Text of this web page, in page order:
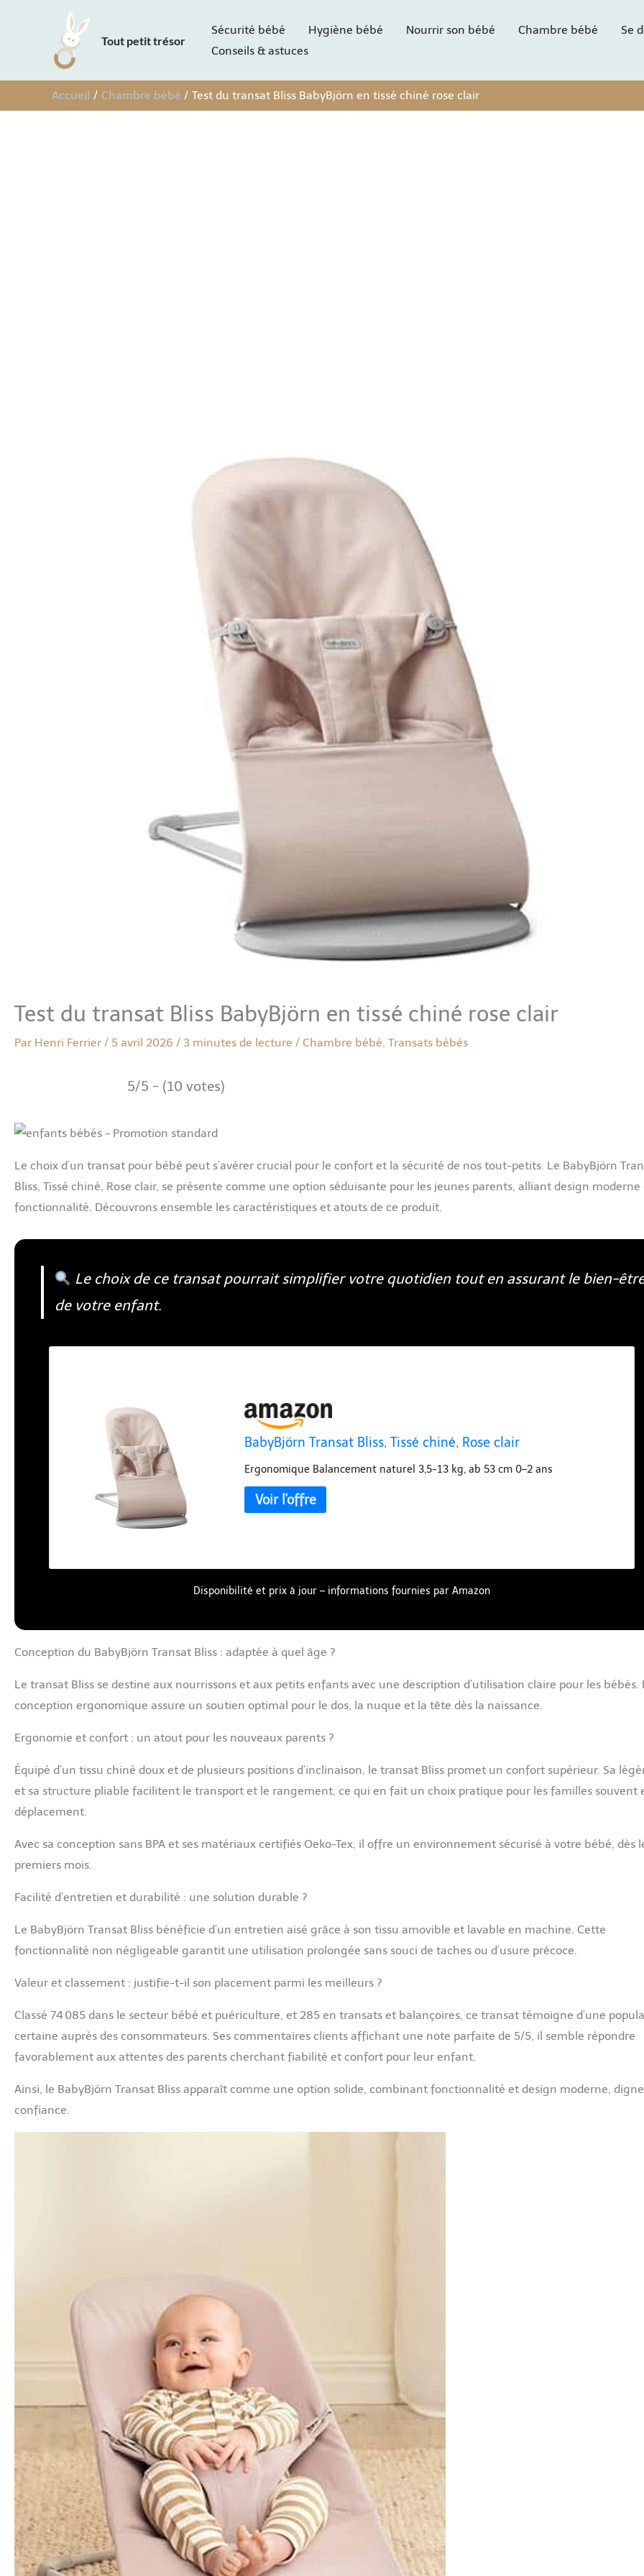
Tout petit trésor
Sécurité bébé Hygiène bébé Nourrir son bébé Chambre bébé Se
Conseils & astuces
Accueil Chambre bébé Test du transat Bliss BabyBjörn en tissé chiné rose clair
Test du transat Bliss BabyBjörn en tissé chiné rose clair
Par Henri Ferrier / 5 avril 2026 / 3 minutes de lecture / Chambre bébé Transats bébés
5/5 - (10 votes)
Le choix d’un transat pour bébé peut s’avérer crucial pour le confort et la sécurité de nos tout-petits. Le BabyBjörn
Bliss, Tissé chiné, Rose clair, se présente comme une option séduisante pour les jeunes parents, alliant design moderne
fonctionnalité. Découvrons ensemble les caractéristiques et atouts de ce produit.
Le choix de ce transat pourrait simplifier votre quotidien tout en assurant le bien-
de votre enfant.
BabyBjörn Transat Bliss, Tissé chiné, Rose clair
Ergonomique Balancement naturel 3,5-13 kg, ab 53 cm 0–2 ans
Disponibilité et prix à jour – informations fournies par Amazon
Conception du BabyBjörn Transat Bliss : adaptée à quel âge ?
Le transat Bliss se destine aux nourrissons et aux petits enfants avec une description d’utilisation claire pour les bébés.
conception ergonomique assure un soutien optimal pour le dos, la nuque et la tête dès la naissance.
Ergonomie et confort : un atout pour les nouveaux parents ?
Équipé d’un tissu chiné doux et de plusieurs positions d’inclinaison, le transat Bliss promet un confort supérieur. Sa
et sa structure pliable facilitent le transport et le rangement, ce qui en fait un choix pratique pour les familles souvent
déplacement.
Avec sa conception sans BPA et ses matériaux certifiés Oeko-Tex, il offre un environnement sécurisé à votre bébé, dès
premiers mois.
Facilité d’entretien et durabilité : une solution durable ?
Le BabyBjörn Transat Bliss bénéficie d’un entretien aisé grâce à son tissu amovible et lavable en machine. Cette
fonctionnalité non négligeable garantit une utilisation prolongée sans souci de taches ou d’usure précoce.
Valeur et classement : justifie-t-il son placement parmi les meilleurs ?
Classé 74 085 dans le secteur bébé et puériculture, et 285 en transats et balançoires, ce transat témoigne d’une
certaine auprès des consommateurs. Ses commentaires clients affichant une note parfaite de 5/5, il semble répondre
favorablement aux attentes des parents cherchant fiabilité et confort pour leur enfant.
Ainsi, le BabyBjörn Transat Bliss apparaît comme une option solide, combinant fonctionnalité et design moderne,
confiance.